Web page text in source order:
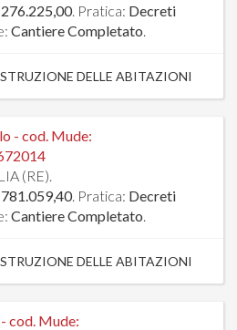
. Pratica: Decreti
Cantiere Completato.
DELLE ABITAZIONI
- cod. Mude:
(RE).
. Pratica: Decreti
Cantiere Completato.
DELLE ABITAZIONI
cod. Mude: